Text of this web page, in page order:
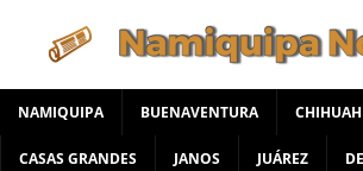
NAMIQUIPA BUENAVENTURA
CASAS GRANDES JANOS JUÁREZ